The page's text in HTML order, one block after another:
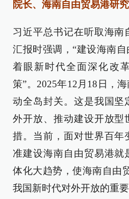
院长、海南自由贸易港研究
习近平总书记在听取海南
汇报时强调，“建设海南
着眼新时代全面深化改
策”。2025年12月18日，
动全岛封关。这是我国坚
外开放、推动建设开放型
措。当前，面对世界百年
准建设海南自由贸易港就
体化大趋势，使海南自由
我国新时代对外开放的重要